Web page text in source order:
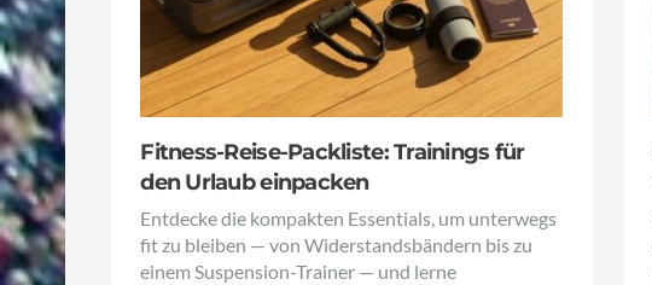
Fitness-Reise-Packliste: Trainings für
den Urlaub einpacken
Entdecke die kompakten Essentials, um unterwegs
fit zu bleiben — von Widerstandsbändern bis zu
einem Suspension-Trainer — und lerne